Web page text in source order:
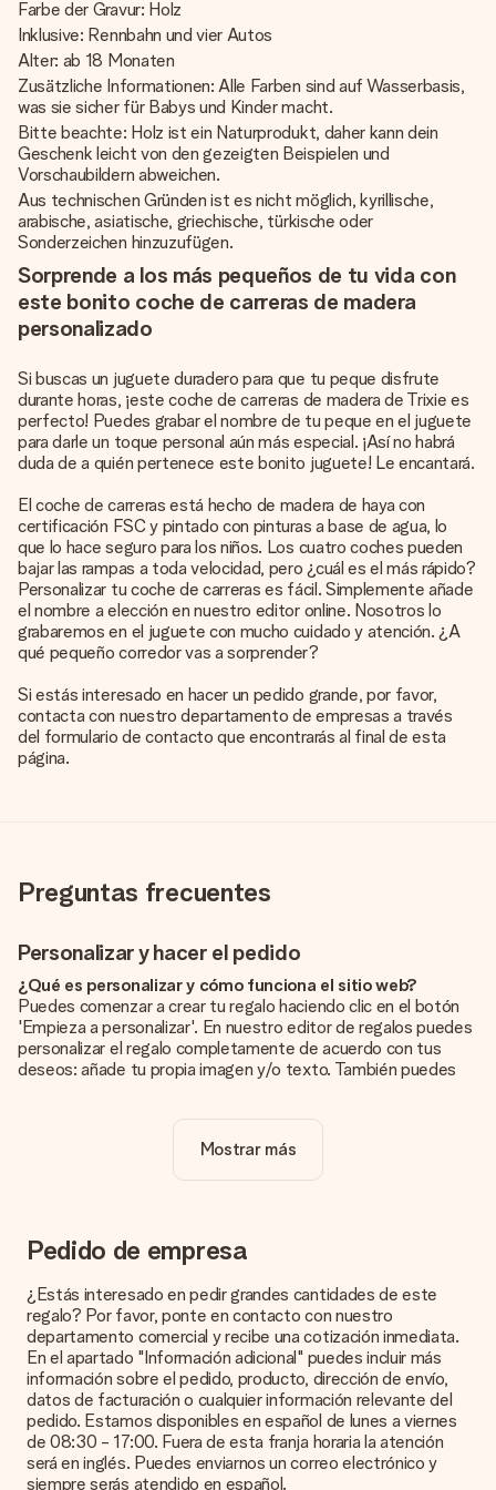
Farbe der Gravur: Holz
Inklusive: Rennbahn und vier Autos
Alter: ab 18 Monaten
Zusätzliche Informationen: Alle Farben sind auf Wasserbasis,
was sie sicher für Babys und Kinder macht.
Bitte beachte: Holz ist ein Naturprodukt, daher kann dein
Geschenk leicht von den gezeigten Beispielen und
Vorschaubildern abweichen.
Aus technischen Gründen ist es nicht möglich, kyrillische,
arabische, asiatische, griechische, türkische oder
Sonderzeichen hinzuzufügen.
Sorprende a los más pequeños de tu vida con
este bonito coche de carreras de madera
personalizado
Si buscas un juguete duradero para que tu peque disfrute
durante horas, ¡este coche de carreras de madera de Trixie es
perfecto! Puedes grabar el nombre de tu peque en el juguete
para darle un toque personal aún más especial. ¡Así no habrá
duda de a quién pertenece este bonito juguete! Le encantará.
El coche de carreras está hecho de madera de haya con
certificación FSC y pintado con pinturas a base de agua, lo
que lo hace seguro para los niños. Los cuatro coches pueden
bajar las rampas a toda velocidad, pero ¿cuál es el más rápido?
Personalizar tu coche de carreras es fácil. Simplemente añade
el nombre a elección en nuestro editor online. Nosotros lo
grabaremos en el juguete con mucho cuidado y atención. ¿A
qué pequeño corredor vas a sorprender?
Si estás interesado en hacer un pedido grande, por favor,
contacta con nuestro departamento de empresas a través
del formulario de contacto que encontrarás al final de esta
página.
Preguntas frecuentes
Personalizar y hacer el pedido
¿Qué es personalizar y cómo funciona el sitio web?
Puedes comenzar a crear tu regalo haciendo clic en el botón
'Empieza a personalizar'. En nuestro editor de regalos puedes
personalizar el regalo completamente de acuerdo con tus
deseos: añade tu propia imagen y/o texto. También puedes
¿La personalización está incluida en el precio?
El precio que se muestra en el sitio web incluye la
¿Cómo puedo saber si mi imagen tiene la calidad
adecuada?
satisfecho con tu regalo. Por eso es importante utilizar fotos
de alta calidad. Si no estás seguro de la calidad de la imagen,
ponte en contacto con nuestro equipo de atención al cliente e
incluye la foto junto con el regalo que te interesa encargar.
Ellos podrán comprobar la calidad por ti.
¿Qué formatos puedo cargar?
Puedes carga archivos JPG y PNG en nuestro editor. ¿Es
esto demasiado técnico o tienes una imagen de un formato
Mostrar más
Pedido de empresa
¿Estás interesado en pedir grandes cantidades de este
regalo? Por favor, ponte en contacto con nuestro
departamento comercial y recibe una cotización inmediata.
En el apartado "Información adicional" puedes incluir más
información sobre el pedido, producto, dirección de envío,
datos de facturación o cualquier información relevante del
pedido. Estamos disponibles en español de lunes a viernes
de 08:30 - 17:00. Fuera de esta franja horaria la atención
será en inglés. Puedes enviarnos un correo electrónico y
siempre serás atendido en español.